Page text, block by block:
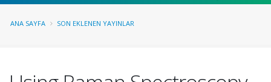
ANA SAYFA SON EKLENEN YAYINLAR